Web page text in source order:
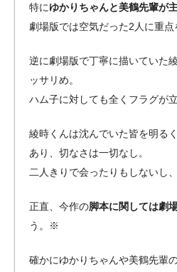
特にゆかりちゃんと美鶴先輩が
劇場版では空気だった2人に重点
逆に劇場版で丁寧に描いていた
ッサリめ。
ハム子に対しても全くフラグが
綾時くんは沈んでいた皆を明る
あり、切なさは一切なし。
二人きりで会ったりもしないし
正直、今作の脚本に関しては劇
う。※
確かにゆかりちゃんや美鶴先輩